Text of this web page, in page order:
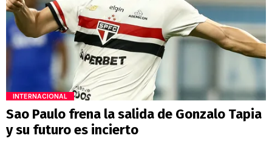
INTERNACIONAL
Sao Paulo frena la salida de Gonzalo Tapia
y su futuro es incierto